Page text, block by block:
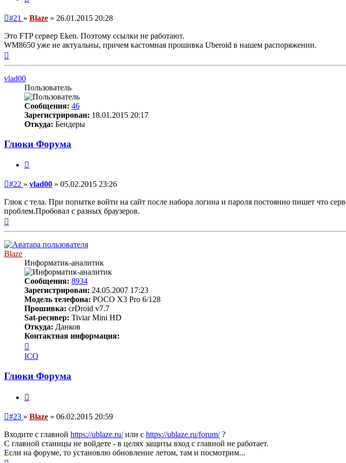
Непрочитанное
#21 » Blaze » 26.01.2015 20:28
Это FTP сервер Eken. Поэтому ссылки не работают.
WM8650 уже не актуальны, причем кастомная прошивка Uberoid в нашем распоряжении.
vlad00
Пользователь
Сообщения: 46
Зарегистрирован: 18.01.2015 20:17
Откуда: Бендеры
Глюки Форума
Непрочитанное
#22 » vlad00 » 05.02.2015 23:26
Глюк с тела. При попытке войти на сайт после набора логина и пароля постоянно пишет что
проблем.Пробовал с разных браузеров.
Blaze
Информатик-аналитик
Сообщения: 8934
Зарегистрирован: 24.05.2007 17:23
Модель телефона: POCO X3 Pro 6/128
Прошивка: crDroid v7.7
Sat-ресивер: Tiviar Mini HD
Откуда: Данков
Контактная информация:
информация
пользователя
Blaze
ICQ
Глюки Форума
Непрочитанное
#23 » Blaze » 06.02.2015 20:59
Входите с главной https://ublaze.ru/или с https://ublaze.ru/forum/?
С главной станицы не войдете - в целях защиты вход с главной не работает.
Если на форуме, то установлю обновление летом, там и посмотрим...